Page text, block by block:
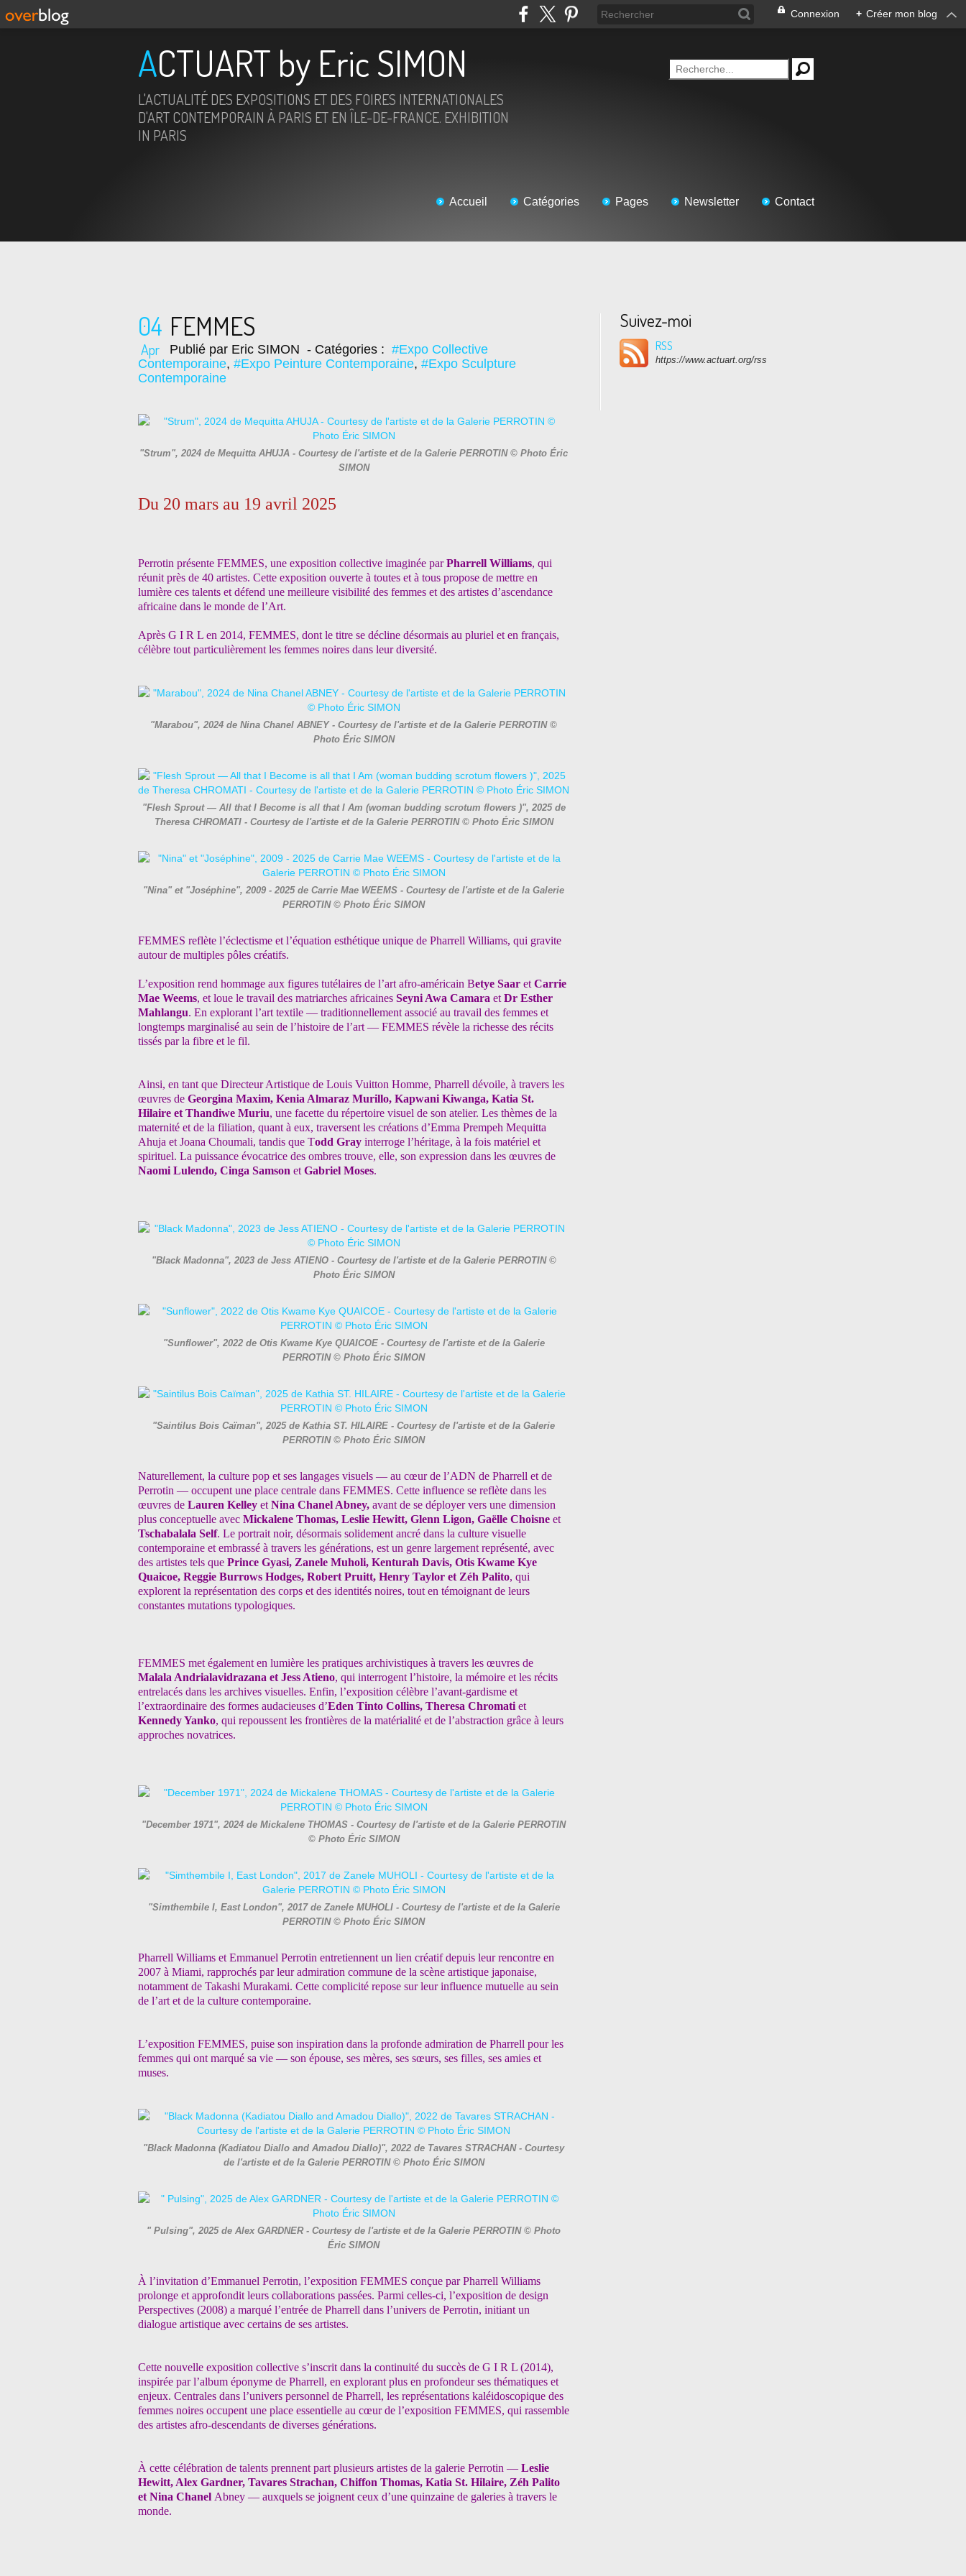
Connexion + Créer mon blog
ACTUART by Eric SIMON
L'ACTUALITÉ DES EXPOSITIONS ET DES FOIRES INTERNATIONALES
D'ART CONTEMPORAIN À PARIS ET EN ÎLE-DE-FRANCE. EXHIBITION
IN PARIS
Accueil Catégories Pages Newsletter Contact
04
Apr
FEMMES
Publié par Eric SIMON - Catégories : #Expo Collective
Contemporaine, #Expo Peinture Contemporaine, #Expo Sculpture
Contemporaine
"Strum", 2024 de Mequitta AHUJA - Courtesy de l'artiste et de la Galerie PERROTIN © Photo Éric
SIMON
Du 20 mars au 19 avril 2025
Perrotin présente FEMMES, une exposition collective imaginée parPharrell Williams, qui
réunit près de 40 artistes. Cette exposition ouverte à toutes et à tous propose de mettre en
lumière ces talents et défend une meilleure visibilité des femmes et des artistes d’ascendance
africaine dans le monde de l’Art.
Après G I R L en 2014, FEMMES, dont le titre se décline désormais au pluriel et en français,
célèbre tout particulièrement les femmes noires dans leur diversité.
"Marabou", 2024 de Nina Chanel ABNEY - Courtesy de l'artiste et de la Galerie PERROTIN ©
Photo Éric SIMON
"Flesh Sprout — All that I Become is all that I Am (woman budding scrotum flowers )", 2025 de
Theresa CHROMATI - Courtesy de l'artiste et de la Galerie PERROTIN © Photo Éric SIMON
"Nina" et "Joséphine", 2009 - 2025 de Carrie Mae WEEMS - Courtesy de l'artiste et de la Galerie
PERROTIN © Photo Éric SIMON
FEMMES reflète l’éclectisme et l’équation esthétique unique de Pharrell Williams, qui gravite
autour de multiples pôles créatifs.
L’exposition rend hommage aux figures tutélaires de l’art afro-américain Betye Saar et Carrie
Mae Weems, et loue le travail des matriarches africaines Seyni Awa Camara et Dr Esther
Mahlangu. En explorant l’art textile — traditionnellement associé au travail des femmes et
longtemps marginalisé au sein de l’histoire de l’art — FEMMES révèle la richesse des récits
tissés par la fibre et le fil.
Ainsi, en tant que Directeur Artistique de Louis Vuitton Homme, Pharrell dévoile, à travers les
œuvres de Georgina Maxim, Kenia Almaraz Murillo, Kapwani Kiwanga, Katia St.
Hilaire et Thandiwe Muriu, une facette du répertoire visuel de son atelier. Les thèmes de la
maternité et de la filiation, quant à eux, traversent les créations d’Emma Prempeh Mequitta
Ahuja et Joana Choumali, tandis que Todd Gray interroge l’héritage, à la fois matériel et
spirituel. La puissance évocatrice des ombres trouve, elle, son expression dans les œuvres de
Naomi Lulendo, Cinga Samson et Gabriel Moses.
"Black Madonna", 2023 de Jess ATIENO - Courtesy de l'artiste et de la Galerie PERROTIN ©
Photo Éric SIMON
"Sunflower", 2022 de Otis Kwame Kye QUAICOE - Courtesy de l'artiste et de la Galerie
PERROTIN © Photo Éric SIMON
"Saintilus Bois Caïman", 2025 de Kathia ST. HILAIRE - Courtesy de l'artiste et de la Galerie
PERROTIN © Photo Éric SIMON
Naturellement, la culture pop et ses langages visuels — au cœur de l’ADN de Pharrell et de
Perrotin — occupent une place centrale dans FEMMES. Cette influence se reflète dans les
œuvres de Lauren Kelley et Nina Chanel Abney, avant de se déployer vers une dimension
plus conceptuelle avec Mickalene Thomas, Leslie Hewitt, Glenn Ligon, Gaëlle Choisne et
Tschabalala Self. Le portrait noir, désormais solidement ancré dans la culture visuelle
contemporaine et embrassé à travers les générations, est un genre largement représenté, avec
des artistes tels que Prince Gyasi, Zanele Muholi, Kenturah Davis, Otis Kwame Kye
Quaicoe, Reggie Burrows Hodges, Robert Pruitt, Henry Taylor et Zéh Palito, qui
explorent la représentation des corps et des identités noires, tout en témoignant de leurs
constantes mutations typologiques.
FEMMES met également en lumière les pratiques archivistiques à travers les œuvres de
Malala Andrialavidrazana et Jess Atieno, qui interrogent l’histoire, la mémoire et les récits
entrelacés dans les archives visuelles. Enfin, l’exposition célèbre l’avant-gardisme et
l’extraordinaire des formes audacieuses d’Eden Tinto Collins, Theresa Chromati et
KennedyYanko, qui repoussent les frontières de la matérialité et de l’abstraction grâce à leurs
approches novatrices.
"December 1971", 2024 de Mickalene THOMAS - Courtesy de l'artiste et de la Galerie PERROTIN
© Photo Éric SIMON
"Simthembile I, East London", 2017 de Zanele MUHOLI - Courtesy de l'artiste et de la Galerie
PERROTIN © Photo Éric SIMON
Pharrell Williams et Emmanuel Perrotin entretiennent un lien créatifdepuis leur rencontre en
2007 à Miami, rapprochés par leur admiration commune de la scène artistique japonaise,
notamment de Takashi Murakami. Cette complicité repose sur leur influence mutuelle au sein
de l’art et de la culture contemporaine.
L’exposition FEMMES, puise son inspiration dans la profonde admiration de Pharrell pour les
femmes qui ont marqué sa vie — son épouse, ses mères, ses sœurs, ses filles, ses amies et
muses.
"Black Madonna (Kadiatou Diallo and Amadou Diallo)", 2022 de Tavares STRACHAN - Courtesy
de l'artiste et de la Galerie PERROTIN © Photo Éric SIMON
" Pulsing", 2025 de Alex GARDNER - Courtesy de l'artiste et de la Galerie PERROTIN © Photo
Éric SIMON
À l’invitation d’Emmanuel Perrotin, l’exposition FEMMES conçue parPharrell Williams
prolonge et approfondit leurs collaborations passées. Parmi celles-ci, l’exposition de design
Perspectives (2008) a marqué l’entrée de Pharrell dans l’univers de Perrotin, initiant un
dialogue artistique avec certains de ses artistes.
Cette nouvelle exposition collective s’inscrit dans la continuité du succès de G I R L (2014),
inspirée par l’album éponyme de Pharrell, en explorant plus en profondeur ses thématiques et
enjeux. Centrales dans l’univers personnel de Pharrell, les représentations kaléidoscopique des
femmes noires occupent une place essentielle au cœur de l’exposition FEMMES, qui rassemble
des artistes afro-descendants de diverses générations.
À cette célébration de talents prennent part plusieurs artistes de la galerie Perrotin — Leslie
Hewitt, Alex Gardner, Tavares Strachan, Chiffon Thomas, Katia St. Hilaire, Zéh Palito
et Nina Chanel Abney — auxquels se joignent ceux d’une quinzaine de galeries à travers le
monde.
Suivez-moi
RSS
https://www.actuart.org/rss